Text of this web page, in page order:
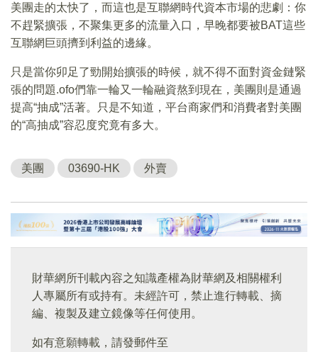
美團走的太快了，而這也是互聯網時代資本市場的悲劇：你
不趕緊擴張，不聚集更多的流量入口，早晚都要被BAT這些
互聯網巨頭擠到利益的邊緣。
只是當你卯足了勁開始擴張的時候，就不得不面對資金鏈緊
張的問題.ofo們靠一輪又一輪融資熬到現在，美團則是通過
提高“抽成”活著。只是不知道，平台商家們和消費者對美團
的“高抽成”容忍度究竟有多大。
美團 03690-HK 外賣
財華網所刊載內容之知識產權為財華網及相關權利
人專屬所有或持有。未經許可，禁止進行轉載、摘
編、複製及建立鏡像等任何使用。
如有意願轉載，請發郵件至